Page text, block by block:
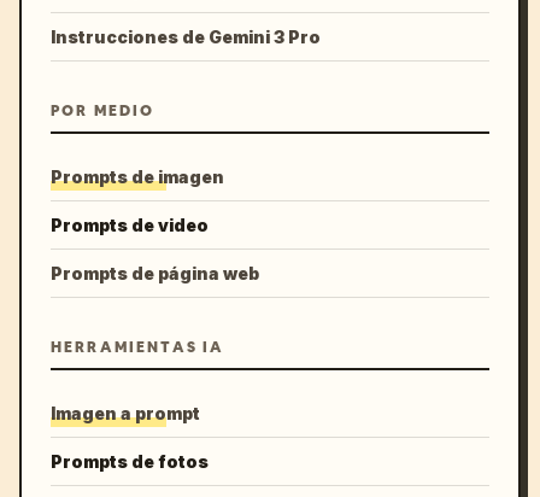
Instrucciones de Gemini 3 Pro
POR MEDIO
Prompts de imagen
Prompts de video
Prompts de página web
HERRAMIENTAS IA
Imagen a prompt
Prompts de fotos